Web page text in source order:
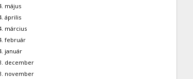
május
április
március
február
január
december
november